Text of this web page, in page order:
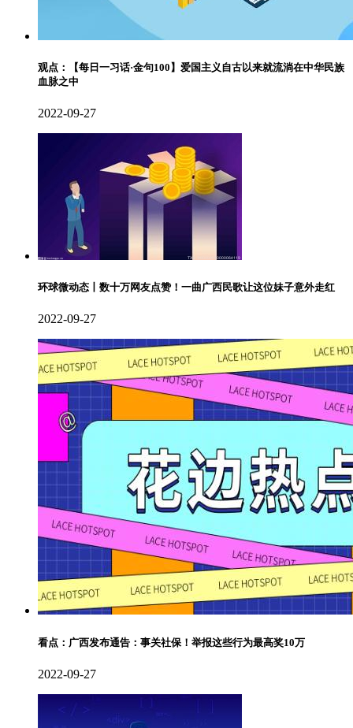
观点：【每日一习话·金句100】爱国主义自古以来就流淌在中华民族
血脉之中
2022-09-27
环球微动态丨数十万网友点赞！一曲广西民歌让这位妹子意外走红
2022-09-27
看点：广西发布通告：事关社保！举报这些行为最高奖10万
2022-09-27